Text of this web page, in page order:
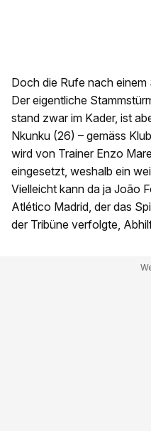
Doch die Rufe nach
Der eigentliche
stand zwar im Kader, ist
Nkunku (26) – gemäss
wird von Trainer Enzo
eingesetzt, weshalb ein
Vielleicht kann da ja João
Atlético Madrid, der das
der Tribüne verfolgte,